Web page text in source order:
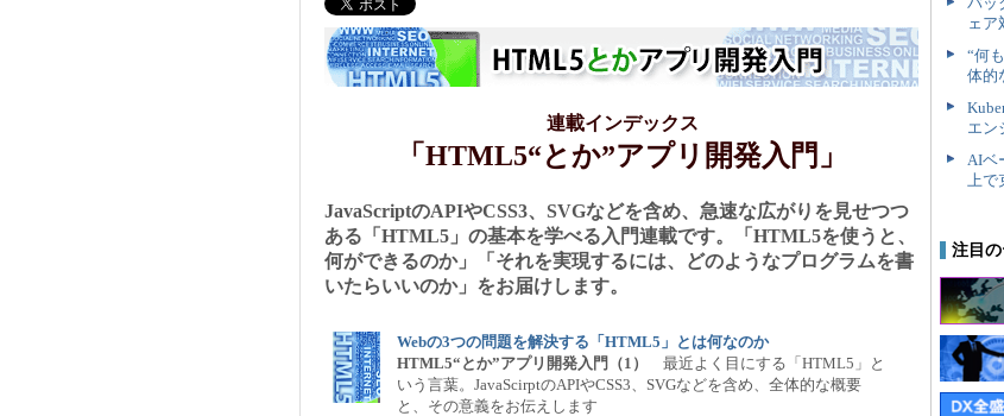
連載インデックス
「HTML5“とか”アプリ開発入門」
JavaScriptのAPIやCSS3、SVGなどを含め、急速な広がりを見せつつ
ある「HTML5」の基本を学べる入門連載です。「HTML5を使うと、
何ができるのか」「それを実現するには、どのようなプログラムを書
いたらいいのか」をお届けします。
Webの3つの問題を解決する「HTML5」とは何なのか
HTML5“とか”アプリ開発入門（1） 最近よく目にする「HTML5」と
いう言葉。JavaScirptのAPIやCSS3、SVGなどを含め、全体的な概要
と、その意義をお伝えします
ェア
“何
体的
エン
AIベ
上で
注目